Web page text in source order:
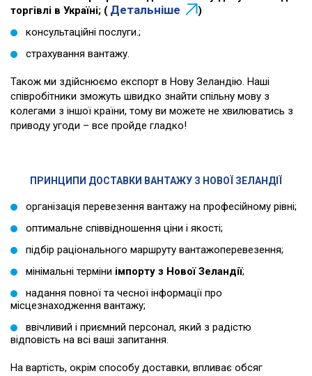
торгівлі в Україні; ( Детальніше
)
консультаційні послуги.;
страхування вантажу.
Також ми здійснюємо експорт в Нову Зеландію. Наші
співробітники зможуть швидко знайти спільну мову з
колегами з іншої країни, тому ви можете не хвилюватись з
приводу угоди – все пройде гладко!
ПРИНЦИПИ ДОСТАВКИ ВАНТАЖУ З НОВОЇ ЗЕЛАНДІЇ
організація перевезення вантажу на професійному рівні;
оптимальне співвідношення ціни і якості;
підбір раціонального маршруту вантажоперевезення;
мінімальні терміни імпорту з Нової Зеландії;
надання повної та чесної інформації про
місцезнаходження вантажу;
ввічливий і приємний персонал, який з радістю
відповість на всі ваші запитання.
На вартість, окрім способу доставки, впливає обсяг